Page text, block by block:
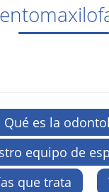
Qué es la
equipo de
que trata